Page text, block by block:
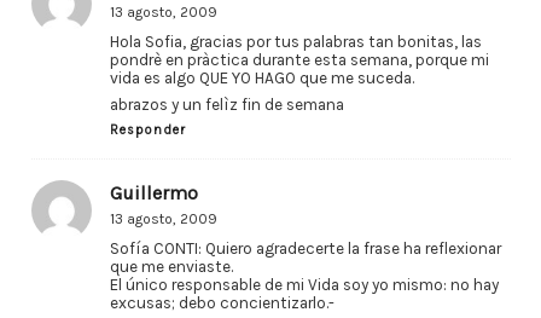
13 agosto, 2009
Hola Sofia, gracias por tus palabras tan bonitas, las
pondrè en pràctica durante esta semana, porque mi
vida es algo QUE YO HAGO que me suceda.
abrazos y un felìz fin de semana
Responder
Guillermo
13 agosto, 2009
Sofía CONTI: Quiero agradecerte la frase ha reflexionar
que me enviaste.
El único responsable de mi Vida soy yo mismo: no hay
excusas; debo concientizarlo.-